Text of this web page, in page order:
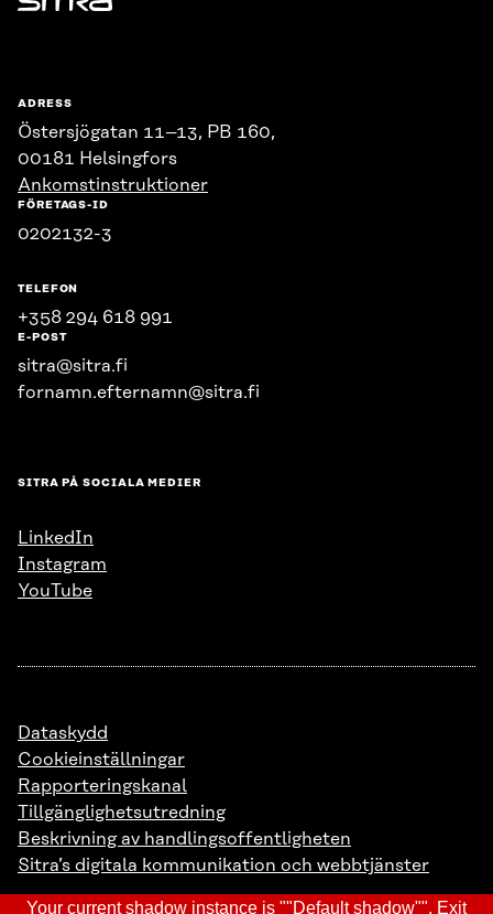
Sitra
ADRESS
Östersjögatan 11–13, PB 160,
00181 Helsingfors
Ankomstinstruktioner
FÖRETAGS-ID
0202132-3
TELEFON
+358 294 618 991
E-POST
sitra@sitra.fi
fornamn.efternamn@sitra.fi
SITRA PÅ SOCIALA MEDIER
LinkedIn
Instagram
YouTube
Dataskydd
Cookieinställningar
Rapporteringskanal
Tillgänglighetsutredning
Beskrivning av handlingsoffentligheten
Sitra’s digitala kommunikation och webbtjänster
Your current shadow instance is ""Default shadow"". Exit